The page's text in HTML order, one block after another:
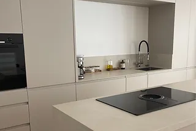
Muebles de cocina y
baño a medida